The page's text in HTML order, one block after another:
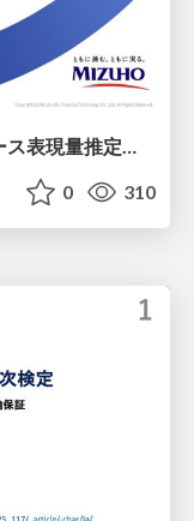
ブレグマン距離最小化に基づくリース表現量推定： バイアス除去学習の統一理論
0 310